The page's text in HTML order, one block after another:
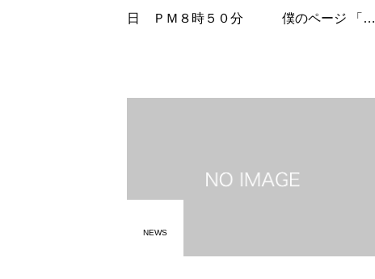
日 ＰＭ８時５０分 僕のページ 「天
んある中で当店を選んでご来店いただける
NEWS